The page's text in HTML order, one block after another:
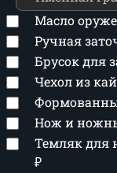
Масло
Ручная
Брусок для
Чехол из
Нож и
Темляк для
₽